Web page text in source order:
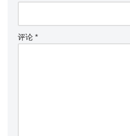
评论 *